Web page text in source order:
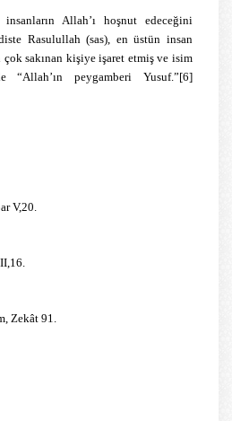
Allah’ı hoşnut edeceğini
Rasulullah (sas), en üstün insan
sakınan kişiye işaret etmiş ve isim
“Allah’ın peygamberi Yusuf.”[6]
V,20.
Zekât 91.